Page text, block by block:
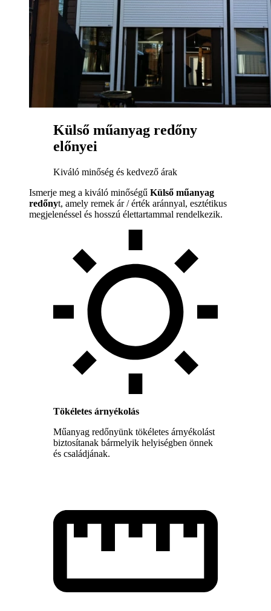
Külső műanyag redőny
előnyei
Kiváló minőség és kedvező árak
Ismerje meg a kiváló minőségű Külső műanyag
redőnyt, amely remek ár / érték aránnyal, esztétikus
megjelenéssel és hosszú élettartammal rendelkezik.
Tökéletes árnyékolás
Műanyag redőnyünk tökéletes árnyékolást
biztosítanak bármelyik helyiségben önnek
és családjának.